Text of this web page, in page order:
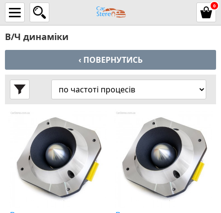
0
В/Ч динаміки
‹ ПОВЕРНУТИСЬ